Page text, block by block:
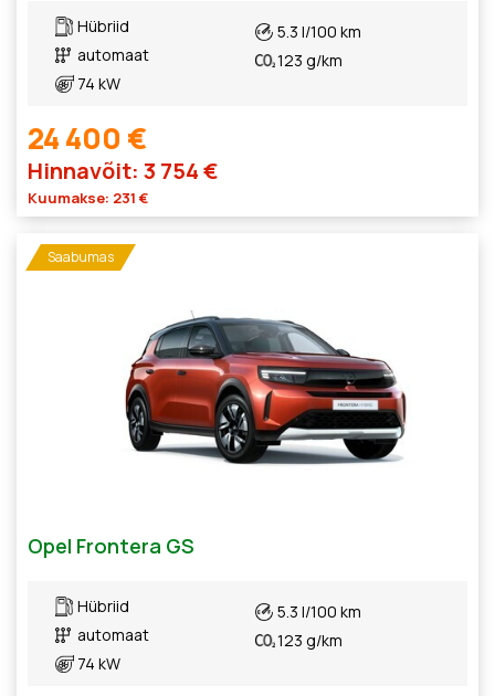
Hübriid
automaat
74 kW
5.3 l/100 km
123 g/km
24 400 €
Hinnavõit: 3 754 €
Kuumakse: 231 €
Saabumas
Opel Frontera GS
Hübriid
automaat
74 kW
5.3 l/100 km
123 g/km